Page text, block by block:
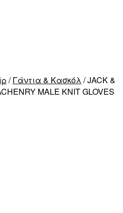
/Γάντια & Κασκόλ / JACK &
MALE KNIT GLOVES